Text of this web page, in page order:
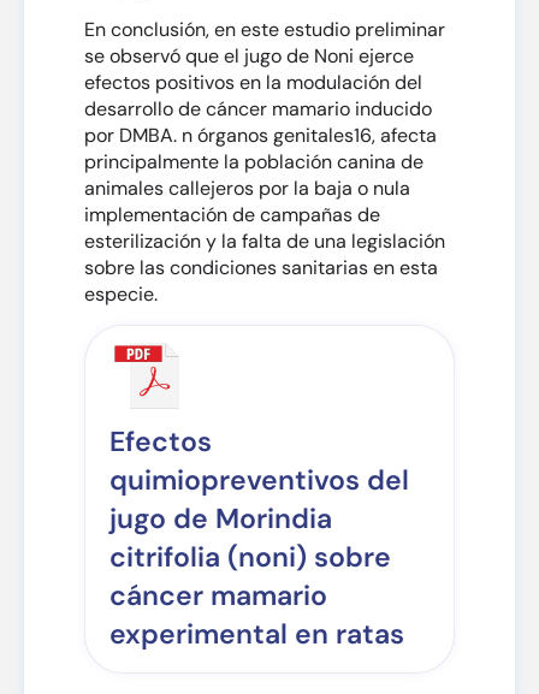
En conclusión, en este estudio preliminar
se observó que el jugo de Noni ejerce
efectos positivos en la modulación del
desarrollo de cáncer mamario inducido
por DMBA. n órganos genitales16, afecta
principalmente la población canina de
animales callejeros por la baja o nula
implementación de campañas de
esterilización y la falta de una legislación
sobre las condiciones sanitarias en esta
especie.
Efectos
quimiopreventivos del
jugo de Morindia
citrifolia (noni) sobre
cáncer mamario
experimental en ratas